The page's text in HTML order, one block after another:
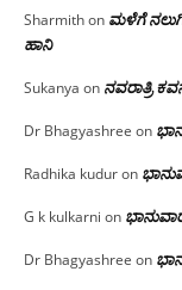
Sharmithon ಮಳೆಗೆ
ಹಾನಿ
Sukanya on ನವರಾತ್ರಿ
Dr Bhagyashree on
Radhika kuduron
G k kulkarni on
Dr Bhagyashree on